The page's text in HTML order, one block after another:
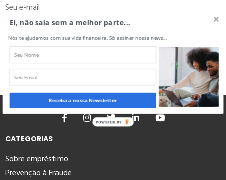
Seu e-mail
CATEGORIAS
Sobre empréstimo
Prevenção à Fraude
Ei, não saia sem a melhor parte...
Nós te ajudamos com sua vida financeira. Só assinar nossa news...
Receba a nossa Newsletter
POWERED BY